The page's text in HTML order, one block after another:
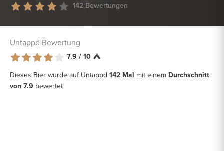
142 Bewertungen
Untappd Bewertung
7.9 / 10
Dieses Bier wurde auf Untappd 142 Mal mit einem Durchschnitt
von 7.9 bewertet